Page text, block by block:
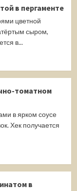
в пергаменте
цветной
сыром,
в...
томатном
в ярком соусе
Хек получается
в